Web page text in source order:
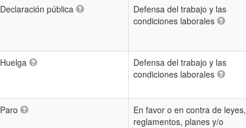
Declaración pública
Defensa del trabajo y las
condiciones laborales
Huelga
Defensa del trabajo y las
condiciones laborales
Paro
En favor o en contra de leyes,
reglamentos, planes y/o